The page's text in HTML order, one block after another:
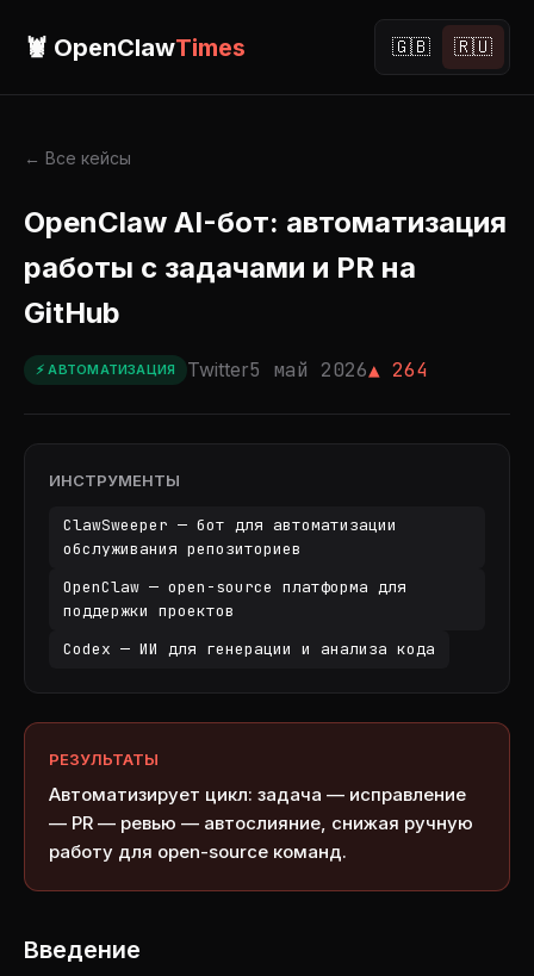
🦞 OpenClawTimes 🇬🇧 🇷🇺
← Все кейсы
OpenClaw AI-бот: автоматизация
работы с задачами и PR на
GitHub
⚡ АВТОМАТИЗАЦИЯ Twitter5 май 2026▲ 264
ИНСТРУМЕНТЫ
ClawSweeper — бот для автоматизации
обслуживания репозиториев
OpenClaw — open-source платформа для
поддержки проектов
Codex — ИИ для генерации и анализа кода
РЕЗУЛЬТАТЫ
Автоматизирует цикл: задача — исправление
— PR — ревью — автослияние, снижая ручную
работу для open-source команд.
Введение